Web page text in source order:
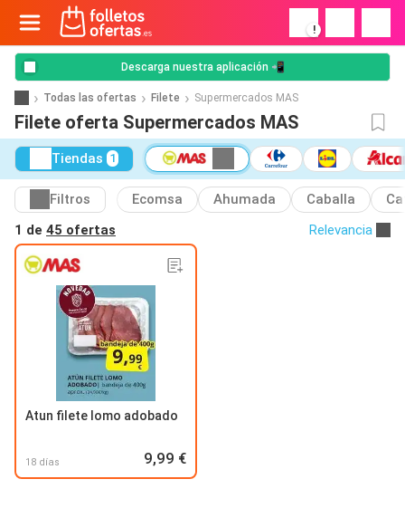
!
Descarga nuestra aplicación 📲
Todas las ofertas Filete Supermercados MAS
Filete oferta Supermercados MAS
Tiendas 1
Filtros Ecomsa Ahumada Caballa
1 de 45 ofertas Relevancia
Atun filete lomo adobado
18 días 9,99 €